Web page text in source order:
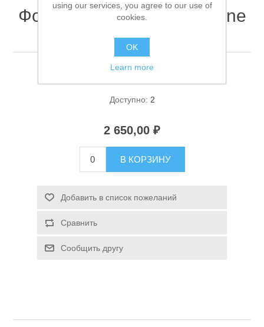
Аксессуары для лодок
Спасательные средства
Фонарь кемпинговый Mifine
TL02
Фонарь кемпинговый Mifine TL02
Доступно: 2
2 650,00 ₽
В КОРЗИНУ
Добавить в список пожеланий
Сравнить
Сообщить другу
using our services, you agree to our use of
cookies.
OK
Learn more